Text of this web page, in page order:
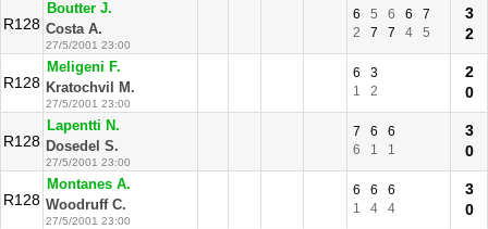
R128
Boutter J.
Costa A.
27/5/2001 23:00
6 5 6 6
7
2
7 7 4 5
3
2
R128
Meligeni F.
Kratochvil M.
27/5/2001 23:00
6
3
1
2
2
0
R128
Lapentti N.
Dosedel S.
27/5/2001 23:00
7 6
6
6
1 1
3
0
R128
Montanes A.
Woodruff C.
27/5/2001 23:00
6 6
6
1
4 4
3
0